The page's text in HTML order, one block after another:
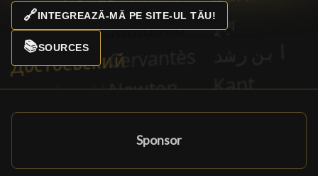
🔗INTEGREAZĂ-MĂ PE SITE-UL TĂU!
📚SOURCES
Sponsor